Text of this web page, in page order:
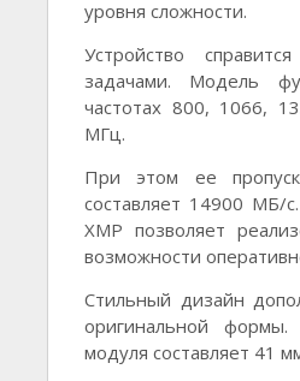
уровня сложности.
Устройство
задачами. Модель
частотах 800, 1066,
МГц.
При этом ее
составляет 14900 МБ/
XMP позволяет
возможности
Стильный дизайн
оригинальной
модуля составляет 41